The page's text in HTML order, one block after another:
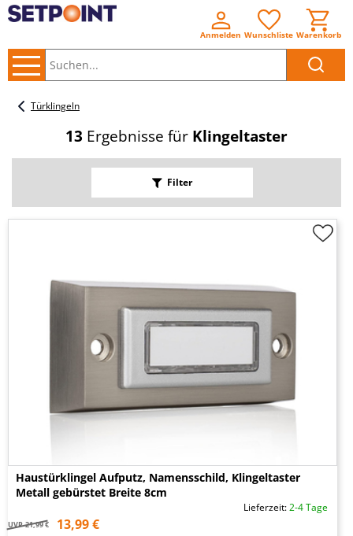
Anmelden Wunschliste Warenkorb
Türklingeln
13 Ergebnisse für Klingeltaster
Filter
Haustürklingel Aufputz, Namensschild, Klingeltaster
Metall gebürstet Breite 8cm
Lieferzeit:2-4 Tage
UVP 21,99 € 13,99 €